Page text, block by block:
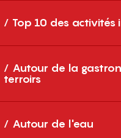
Top 10 des activités
Autour de la
terroirs
Autour de l'eau
Cedex